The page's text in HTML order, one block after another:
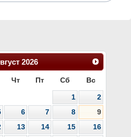
2026
Чт Пт Сб Вс
1
2
6 7 8
9
13 14 15
16